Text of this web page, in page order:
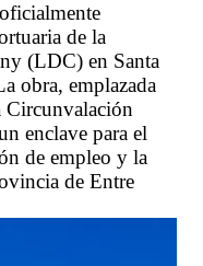
de la
(LDC) en Santa
obra, emplazada
Circunvalación
enclave para el
de empleo y la
de Entre